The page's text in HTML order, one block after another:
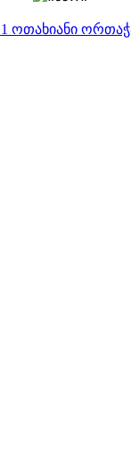
1 ოთახიანი